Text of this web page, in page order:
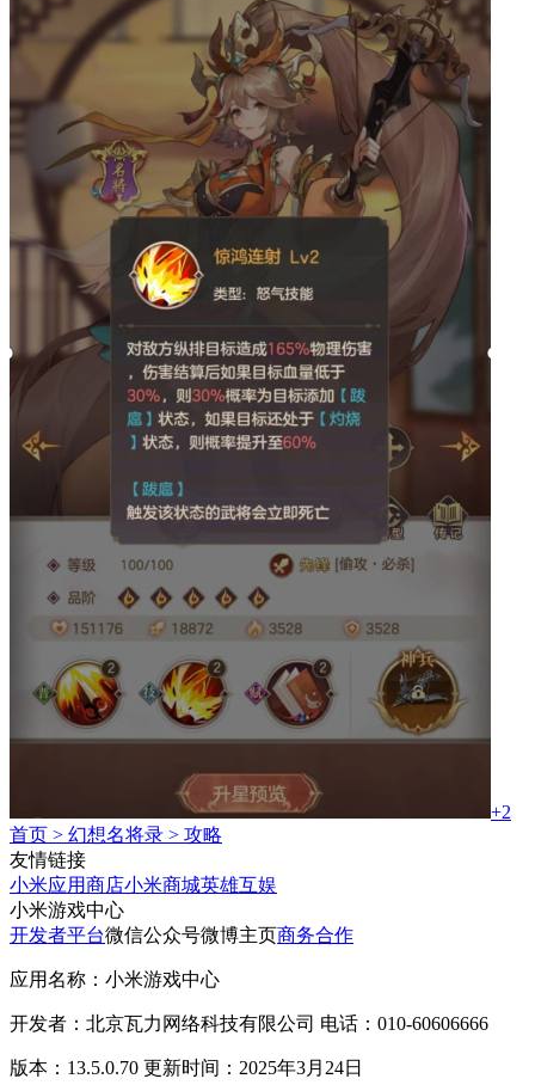
+2
首页 > 幻想名将录 > 攻略
友情链接
小米应用商店小米商城英雄互娱
小米游戏中心
开发者平台微信公众号微博主页商务合作
应用名称：小米游戏中心
开发者：北京瓦力网络科技有限公司 电话：010-60606666
版本：13.5.0.70 更新时间：2025年3月24日